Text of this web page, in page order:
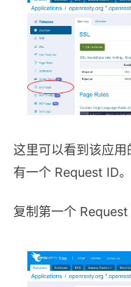
这里可以看到该应
有一个 Request ID。
复制第一个 Request